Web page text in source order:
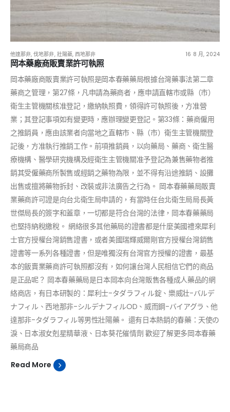
他達那非,伐地那非, 壯陽藥, 西地那非 16 8 月, 2024
岡本藥廠商販賣業許可執照
岡本藥廠商販賣業許可執照是岡本春藥藥局根據台灣藥事法第二章
藥商之管理，第27條，凡申請為藥商者，應申請直轄市或縣（市）
衛生主管機關核准登記，繳納執照費，領得許可執照後，方准營
業；其登記事項如有變更時，應辦理變更登記。第33條：藥商僱用
之推銷員，應由該業者向當地之直轄市、縣（市）衛生主管機關登
記後，方准執行推銷工作。前項推銷員，以向藥局、藥商、衛生醫
療機構、醫學研究機構及經衛生主管機關准予登記為兼售藥物者推
銷其受僱藥商所製售或經銷之藥物為限，並不得有沿途推銷、設攤
出售或擅將藥物拆封、改裝或非法廣告之行為。 岡本春藥藥局販賣
業藥商許可證是向台北衛生局申請的，有當時任台北衛生局局長黃
世傑局長的簽字和蓋章，一切都是符合台灣的法律，岡本春藥藥局
也堅持納稅繳稅。 網絡很多其他藥局的證書都是什麼美國禮來犀利
士官方授權台灣銷售證書，或者美國瑞輝威爾剛官方授權台灣銷售
證書等一系列各種證書，但是唯獨沒有台灣官方授權的證書，最基
本的飯賣業藥商許可執照都沒有，如何讓台灣人民相信它們的商品
是正品呢？ 岡本春藥藥局是日本岡本向台灣販售各種成人藥品的網
絡商店，有日本研製的：犀利士-タダラフィル錠、樂威壯-バルデ
ナフィル、西地那非-シルデナフィルOD、威而鋼-バイアグラ、他
達那非-タダラフィル等男性壯陽藥。 還有日本熱銷的春藥：天使の
淚、日本淑女剋星精華液、日本葵花催情劑 歡迎了解更多岡本春藥
藥局商品
Read More